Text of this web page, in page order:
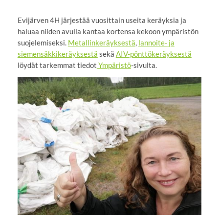
Evijärven 4H järjestää vuosittain useita keräyksia ja
haluaa niiden avulla kantaa kortensa kekoon ympäristön
suojelemiseksi. Metallinkeräyksestä, lannoite- ja
siemensäkkikeräyksestä sekä AIV-pönttökeräyksestä
löydät tarkemmat tiedot Ympäristö-sivulta.